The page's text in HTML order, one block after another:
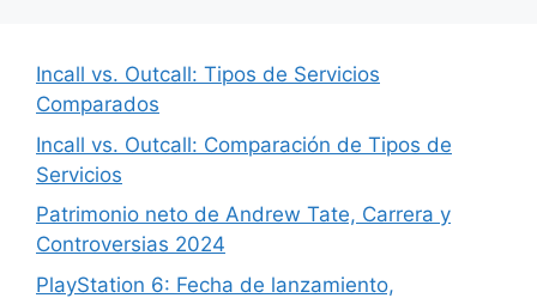
Incall vs. Outcall: Tipos de Servicios
Comparados
Incall vs. Outcall: Comparación de Tipos de
Servicios
Patrimonio neto de Andrew Tate, Carrera y
Controversias 2024
PlayStation 6: Fecha de lanzamiento,